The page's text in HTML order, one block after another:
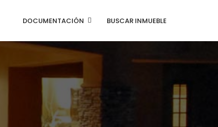
DOCUMENTACIÓN BUSCAR INMUEBLE